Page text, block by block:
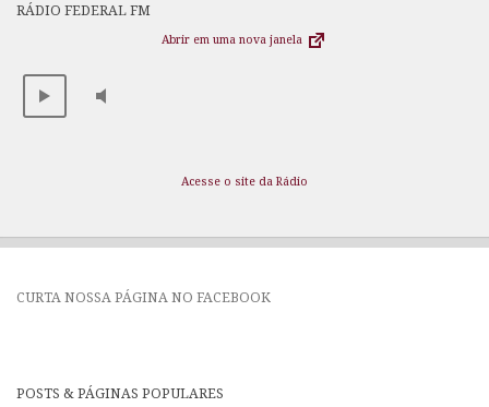
RÁDIO FEDERAL FM
Abrir em uma nova janela
Acesse o site da Rádio
CURTA NOSSA PÁGINA NO FACEBOOK
POSTS & PÁGINAS POPULARES